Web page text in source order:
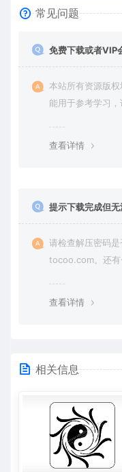
常见问题
免费下载或者VIP
本站所有资源版
能用于参考学习
查看详情
提示下载完成但无
请检查解压密码
tocoo.com。还有
查看详情
相关信息